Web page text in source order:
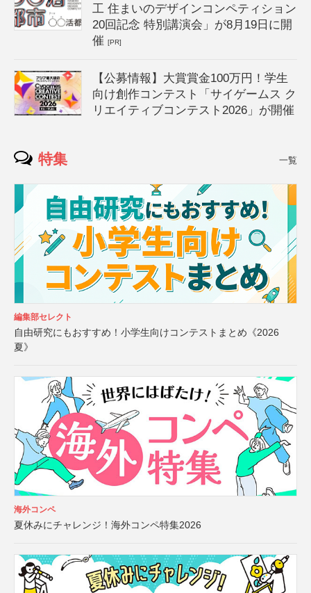
工 住まいのデザインコンペティション
20回記念 特別講演会」が8月19日に開
催[PR]
【公募情報】大賞賞金100万円！学生
向け創作コンテスト「サイゲームス ク
リエイティブコンテスト2026」が開催
特集 一覧
編集部セレクト
自由研究にもおすすめ！小学生向けコンテストまとめ《2026
夏》
海外コンペ
夏休みにチャレンジ！海外コンペ特集2026